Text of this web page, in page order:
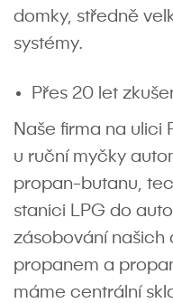
domky, středně
systémy.
Přes 20 let
Naše firma na ulici
u ruční myčky
propan-butanu,
stanici LPG do
zásobování našich
propanem a
máme centrální